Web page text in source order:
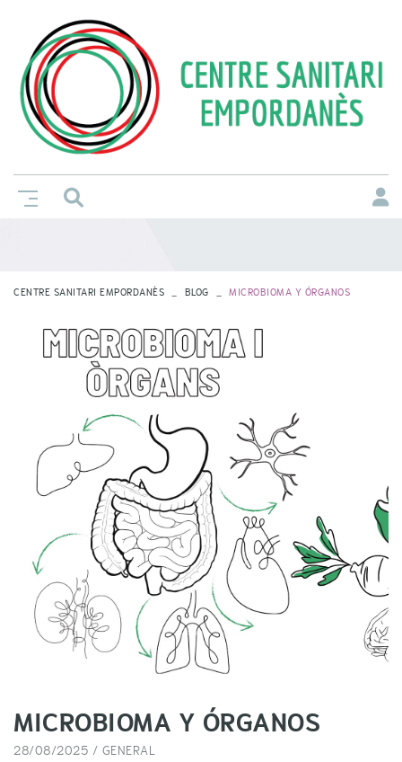
CENTRE SANITARI EMPORDANÈS BLOG MICROBIOMA Y ÓRGANOS
MICROBIOMA Y ÓRGANOS
28/08/2025 / GENERAL